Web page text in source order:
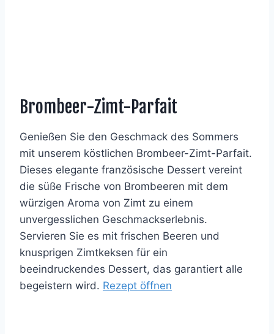
Brombeer-Zimt-Parfait
Genießen Sie den Geschmack des Sommers
mit unserem köstlichen Brombeer-Zimt-Parfait.
Dieses elegante französische Dessert vereint
die süße Frische von Brombeeren mit dem
würzigen Aroma von Zimt zu einem
unvergesslichen Geschmackserlebnis.
Servieren Sie es mit frischen Beeren und
knusprigen Zimtkeksen für ein
beeindruckendes Dessert, das garantiert alle
begeistern wird. Rezept öffnen